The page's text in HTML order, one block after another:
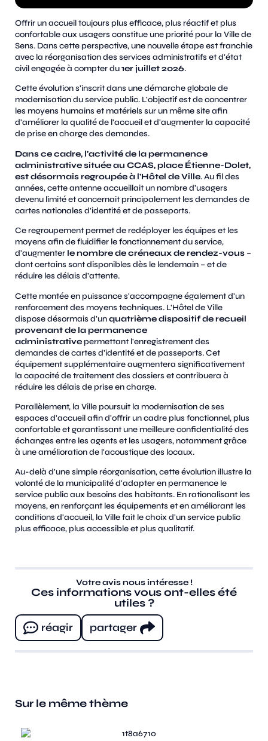
Offrir un accueil toujours plus efficace, plus réactif et plus
confortable aux usagers constitue une priorité pour la Ville de
Sens. Dans cette perspective, une nouvelle étape est franchie
avec la réorganisation des services administratifs et d'état
civil engagée à compter du1er juillet 2026.
Cette évolution s'inscrit dans une démarche globale de
modernisation du service public. L'objectif est de concentrer
les moyens humains et matériels sur un même site afin
d'améliorer la qualité de l'accueil et d'augmenter la capacité
de prise en charge des demandes.
Dans ce cadre, l'activité de la permanence
administrative située au CCAS, place Étienne-Dolet,
est désormais regroupée à l'Hôtel de Ville. Au fil des
années, cette antenne accueillait un nombre d'usagers
devenu limité et concernait principalement les demandes de
cartes nationales d'identité et de passeports.
Ce regroupement permet de redéployer les équipes et les
moyens afin de fluidifier le fonctionnement du service,
d'augmenter le nombre de créneaux de rendez-vous –
dont certains sont disponibles dès le lendemain – et de
réduire les délais d'attente.
Cette montée en puissance s'accompagne également d'un
renforcement des moyens techniques. L'Hôtel de Ville
dispose désormais d'unquatrième dispositif de recueil
provenant de la permanence
administrativepermettant l'enregistrement des
demandes de cartes d'identité et de passeports. Cet
équipement supplémentaire augmentera significativement
la capacité de traitement des dossiers et contribuera à
réduire les délais de prise en charge.
Parallèlement, la Ville poursuit la modernisation de ses
espaces d'accueil afin d'offrir un cadre plus fonctionnel, plus
confortable et garantissant une meilleure confidentialité des
échanges entre les agents et les usagers, notamment grâce
à une amélioration de l'acoustique des locaux.
Au-delà d'une simple réorganisation, cette évolution illustre la
volonté de la municipalité d'adapter en permanence le
service public aux besoins des habitants. En rationalisant les
moyens, en renforçant les équipements et en améliorant les
conditions d'accueil, la Ville fait le choix d'un service public
plus efficace, plus accessible et plus qualitatif.
Votre avis nous intéresse !
Ces informations vous ont-elles été
utiles ?
réagir
partager
Sur le même thème